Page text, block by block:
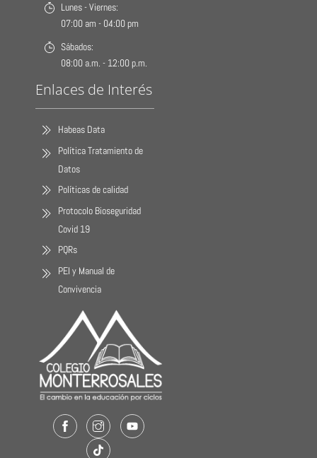
Lunes - Viernes:
07:00 am - 04:00 pm
Sábados:
08:00 a.m. - 12:00 p.m.
Enlaces de Interés
Habeas Data
Política Tratamiento de
Datos
Políticas de calidad
Protocolo Bioseguridad
Covid 19
PQRs
PEI y Manual de
Convivencia
FacebookInstagramYoutube